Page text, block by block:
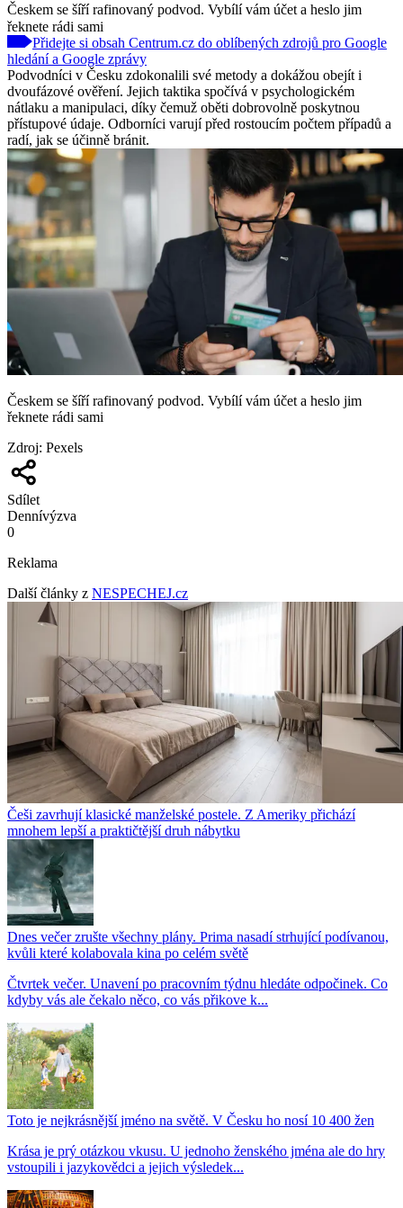
Českem se šíří rafinovaný podvod. Vybílí vám účet a heslo jim
řeknete rádi sami
Přidejte si obsah Centrum.cz do oblíbených zdrojů pro Google
hledání a Google zprávy
Podvodníci v Česku zdokonalili své metody a dokážou obejít i
dvoufázové ověření. Jejich taktika spočívá v psychologickém
nátlaku a manipulaci, díky čemuž oběti dobrovolně poskytnou
přístupové údaje. Odborníci varují před rostoucím počtem případů a
radí, jak se účinně bránit.
Českem se šíří rafinovaný podvod. Vybílí vám účet a heslo jim
řeknete rádi sami
Zdroj: Pexels
Sdílet
Dennívýzva
0
Reklama
Další články z NESPECHEJ.cz
Češi zavrhují klasické manželské postele. Z Ameriky přichází
mnohem lepší a praktičtější druh nábytku
Dnes večer zrušte všechny plány. Prima nasadí strhující podívanou,
kvůli které kolabovala kina po celém světě
Čtvrtek večer. Unavení po pracovním týdnu hledáte odpočinek. Co
kdyby vás ale čekalo něco, co vás přikove k...
Toto je nejkrásnější jméno na světě. V Česku ho nosí 10 400 žen
Krása je prý otázkou vkusu. U jednoho ženského jména ale do hry
vstoupili i jazykovědci a jejich výsledek...